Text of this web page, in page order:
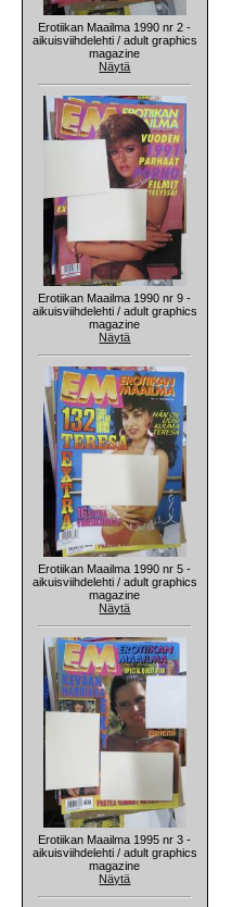
Erotiikan Maailma 1990 nr 2 -
aikuisviihdelehti / adult graphics
magazine
Näytä
Erotiikan Maailma 1990 nr 9 -
aikuisviihdelehti / adult graphics
magazine
Näytä
Erotiikan Maailma 1990 nr 5 -
aikuisviihdelehti / adult graphics
magazine
Näytä
Erotiikan Maailma 1995 nr 3 -
aikuisviihdelehti / adult graphics
magazine
Näytä